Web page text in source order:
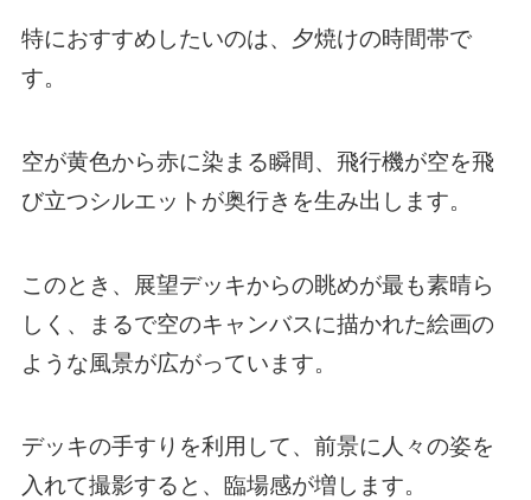
特におすすめしたいのは、夕焼けの時間帯で
す。
空が黄色から赤に染まる瞬間、飛行機が空を飛
び立つシルエットが奥行きを生み出します。
このとき、展望デッキからの眺めが最も素晴ら
しく、まるで空のキャンバスに描かれた絵画の
ような風景が広がっています。
デッキの手すりを利用して、前景に人々の姿を
入れて撮影すると、臨場感が増します。